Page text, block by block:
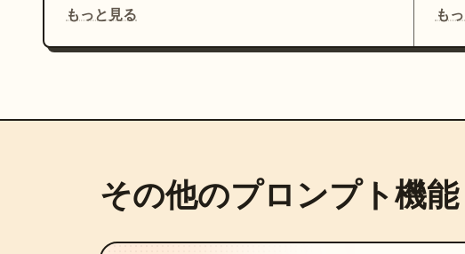
エネルギッシュな女性ボーカルのロックソング、攻撃的なド
もっと見る
も
その他のプロンプト機能